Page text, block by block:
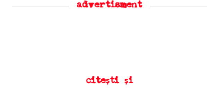
advertisment
citești și